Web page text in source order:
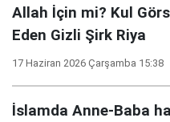
Allah İçin mi? Kul
Eden Gizli Şirk Riya
17 Haziran 2026 Çarşamba 15:38
İslamda Anne-Baba